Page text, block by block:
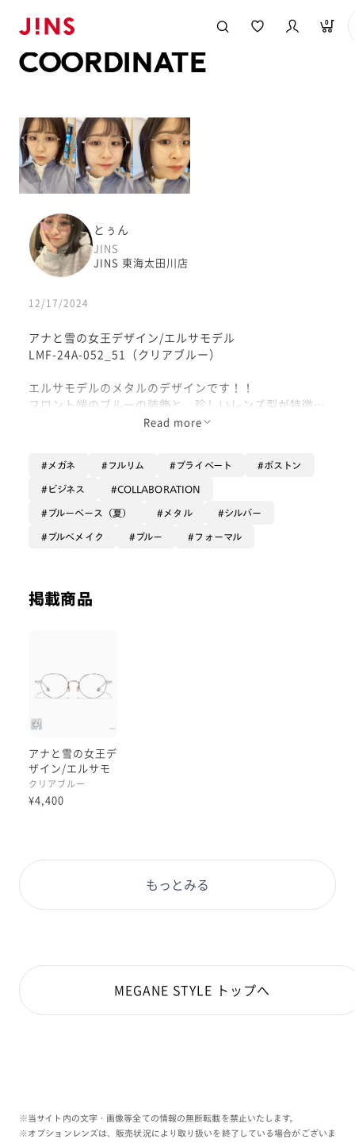
0
COORDINATE
とぅん
JINS
JINS 東海太田川店
12/17/2024
アナと雪の女王デザイン/エルサモデル
LMF-24A-052_51（クリアブルー）
エルサモデルのメタルのデザインです！！
フロント端のブルーの装飾と、珍しいレンズ型が特徴！
ほんの少しだけ上部分つり上がっているので、キリッと
よりキリッと見えるためにグレー系の寒色メイクをして
みました🩶
ぜひお試しください！
Read more
メガネ フルリム プライベート ボストン
ビジネス COLLABORATION
ブルーベース（夏） メタル シルバー
ブルベメイク ブルー フォーマル
掲載商品
アナと雪の女王デ
ザイン/エルサモ
デル
クリアブルー
¥4,400
もっとみる
MEGANE STYLE トップへ
※当サイト内の文字・画像等全ての情報の無断転載を禁止いたします。
※オプションレンズは、販売状況により取り扱いを終了している場合がございま